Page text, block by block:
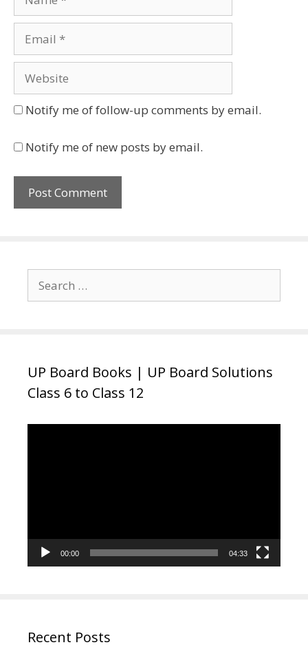
Notify me of follow-up comments by email.
Notify me of new posts by email.
for:
UP Board Books | UP Board Solutions
Class 6 to Class 12
00:00 04:33
Recent Posts